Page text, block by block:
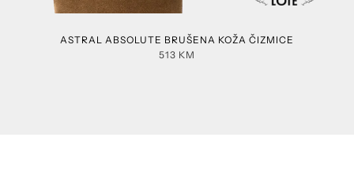
ASTRAL ABSOLUTE BRUŠENA KOŽA ČIZMICE
513 KM